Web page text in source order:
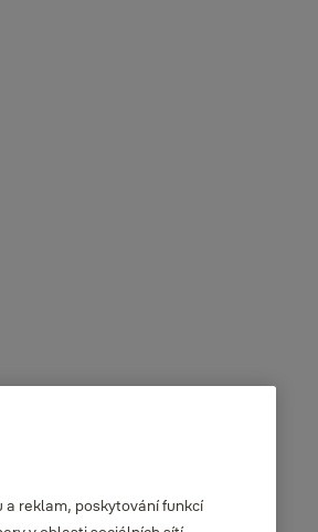
a reklam, poskytování funkcí